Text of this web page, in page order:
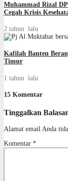
Muhammad Rizal
Cegah Krisis
2 tahun lalu
Kafilah Banten
Timur
1 tahun lalu
15 Komentar
Tinggalkan
Alamat email Anda
Komentar *